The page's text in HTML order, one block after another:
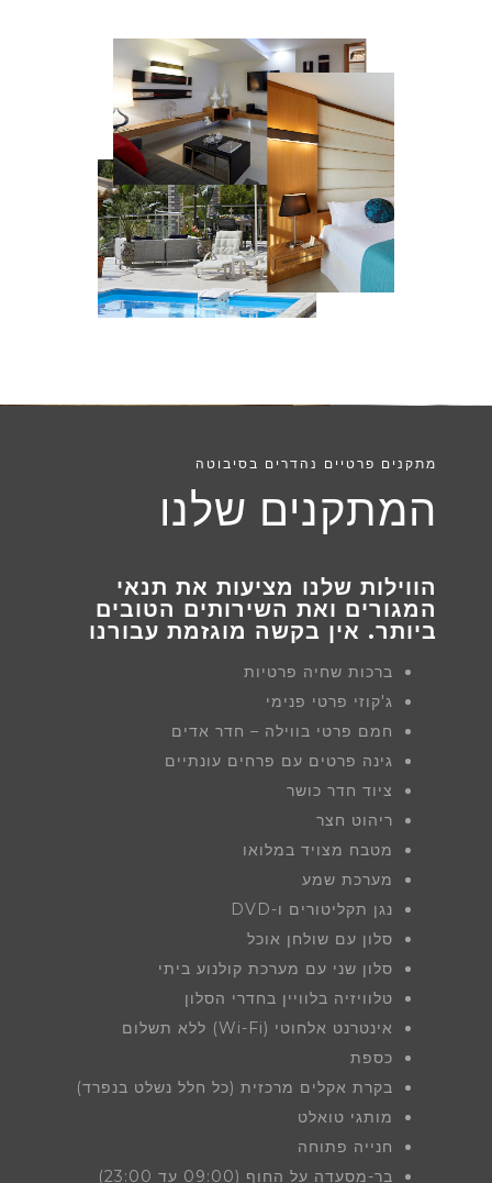
מתקנים פרטיים נהדרים בסיבוטה
המתקנים שלנו
הווילות שלנו מציעות את תנאי
המגורים ואת השירותים הטובים
ביותר. אין בקשה מוגזמת עבורנו
ברכות שחיה פרטיות
ג'קוזי פרטי פנימי
חמם פרטי בווילה – חדר אדים
גינה פרטים עם פרחים עונתיים
ציוד חדר כושר
ריהוט חצר
מטבח מצויד במלואו
מערכת שמע
נגן תקליטורים ו-DVD
סלון עם שולחן אוכל
סלון שני עם מערכת קולנוע ביתי
טלוויזיה בלוויין בחדרי הסלון
אינטרנט אלחוטי (Wi-Fi) ללא תשלום
כספת
בקרת אקלים מרכזית (כל חלל נשלט בנפרד)
מותגי טואלט
חנייה פתוחה
בר-מסעדה על החוף (09:00 עד 23:00)